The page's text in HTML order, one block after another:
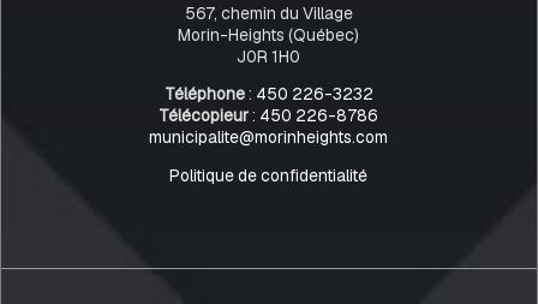
567, chemin du Village
Morin-Heights (Québec)
J0R 1H0
Téléphone: 450 226-3232
Télécopieur: 450 226-8786
municipalite@morinheights.com
Politique de confidentialité